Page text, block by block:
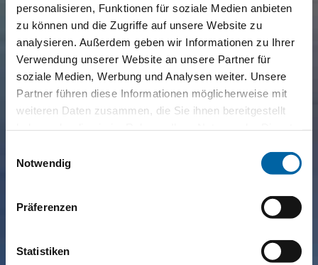
personalisieren, Funktionen für soziale Medien anbieten
zu können und die Zugriffe auf unsere Website zu
analysieren. Außerdem geben wir Informationen zu Ihrer
Verwendung unserer Website an unsere Partner für
soziale Medien, Werbung und Analysen weiter. Unsere
Partner führen diese Informationen möglicherweise mit
weiteren Daten zusammen, die Sie ihnen bereitgestellt
Notwendig
Präferenzen
Statistiken